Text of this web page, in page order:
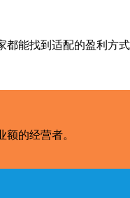
都能找到适配的盈利方
的经营者。